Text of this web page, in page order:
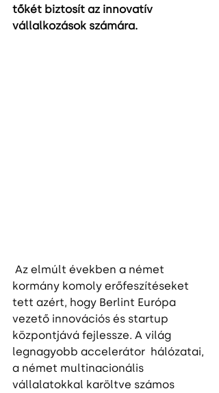
tőkét biztosít az innovatív
vállalkozások számára.
kormány komoly erőfeszítéseket
tett azért, hogy Berlint Európa
vezető innovációs és startup
központjává fejlessze. A világ
legnagyobb accelerátor  hálózatai,
a német multinacionális
vállalatokkal karöltve számos